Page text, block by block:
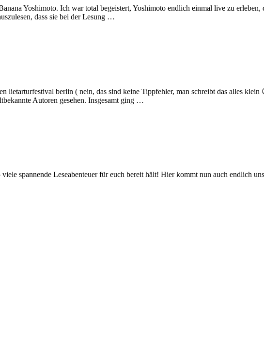
Yoshimoto. Ich war total begeistert, Yoshimoto endlich einmal live zu erleben,
dass sie bei der Lesung …
lietarturfestival berlin ( nein, das sind keine Tippfehler, man schreibt das alles klein
Autoren gesehen. Insgesamt ging …
spannende Leseabenteuer für euch bereit hält! Hier kommt nun auch endlich